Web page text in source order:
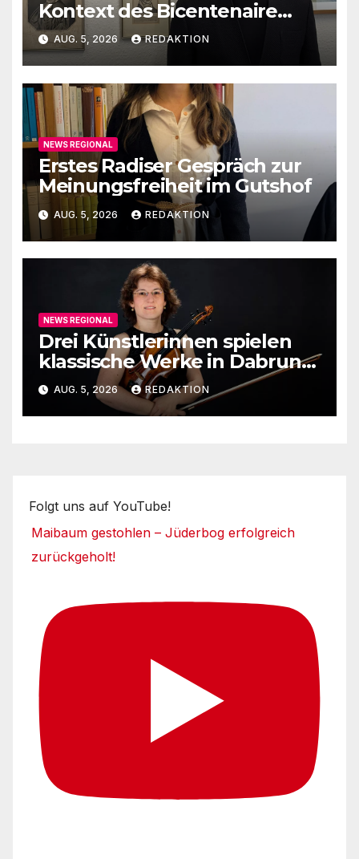
Kontext des Bicentenaire
1789-1989
AUG. 5, 2026 REDAKTION
NEWS REGIONAL
Erstes Radiser Gespräch zur
Meinungsfreiheit im Gutshof
AUG. 5, 2026 REDAKTION
NEWS REGIONAL
Drei Künstlerinnen spielen
klassische Werke in Dabruner
Kirche
AUG. 5, 2026 REDAKTION
Folgt uns auf YouTube!
Maibaum gestohlen – Jüderbog erfolgreich
zurückgeholt!